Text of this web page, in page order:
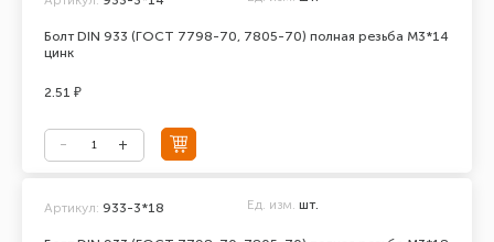
Болт DIN 933 (ГОСТ 7798-70, 7805-70) полная резьба М3*14
цинк
2.51 ₽
Артикул: 933-3*18 Ед. изм. шт.